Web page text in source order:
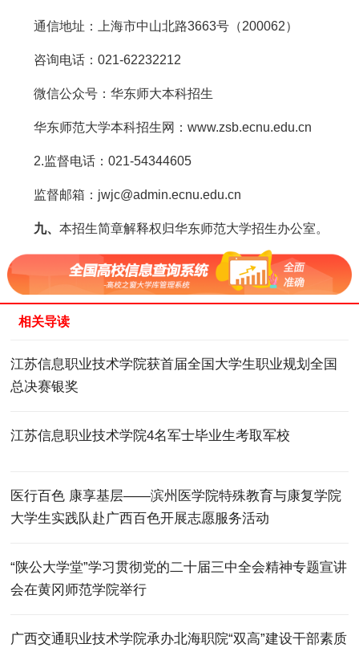
通信地址：上海市中山北路3663号（200062）
咨询电话：021-62232212
微信公众号：华东师大本科招生
华东师范大学本科招生网：www.zsb.ecnu.edu.cn
2.监督电话：021-54344605
监督邮箱：jwjc@admin.ecnu.edu.cn
九、 本招生简章解释权归华东师范大学招生办公室。
相关导读
江苏信息职业技术学院获首届全国大学生职业规划全国
总决赛银奖
江苏信息职业技术学院4名军士毕业生考取军校
医行百色 康享基层——滨州医学院特殊教育与康复学院
大学生实践队赴广西百色开展志愿服务活动
​“陕公大学堂”学习贯彻党的二十届三中全会精神专题宣讲
会在黄冈师范学院举行
广西交通职业技术学院承办北海职院“双高”建设干部素质